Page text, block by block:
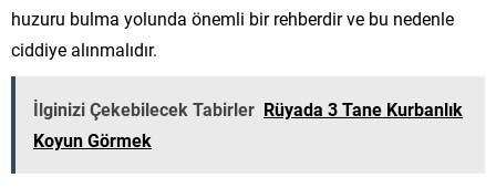
huzuru bulma yolunda önemli bir rehberdir ve bu nedenle
ciddiye alınmalıdır.
İlginizi Çekebilecek Tabirler Rüyada 3 Tane Kurbanlık
Koyun Görmek